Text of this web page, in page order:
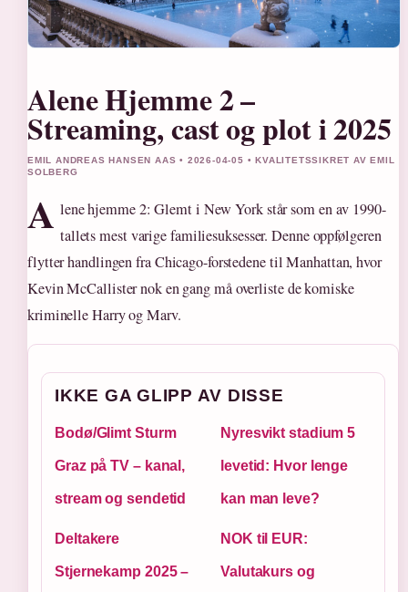
Alene Hjemme 2 –
Streaming, cast og plot i 2025
EMIL ANDREAS HANSEN AAS • 2026-04-05 • KVALITETSSIKRET AV EMIL
SOLBERG
A lene hjemme 2: Glemt i New York står som en av 1990-
tallets mest varige familiesuksesser. Denne oppfølgeren
flytter handlingen fra Chicago-forstedene til Manhattan, hvor
Kevin McCallister nok en gang må overliste de komiske
kriminelle Harry og Marv.
IKKE GA GLIPP AV DISSE
Bodø/Glimt Sturm
Graz på TV – kanal,
stream og sendetid
Nyresvikt stadium 5
levetid: Hvor lenge
kan man leve?
Deltakere
Stjernekamp 2025 –
NOK til EUR:
Valutakurs og